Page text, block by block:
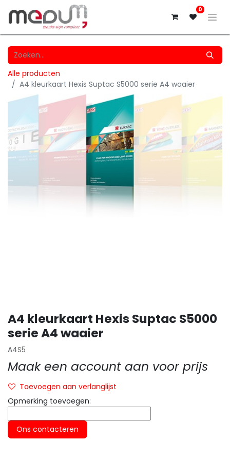
0
Alle producten
A4 kleurkaart Hexis Suptac S5000 serie A4 waaier
A4 kleurkaart Hexis Suptac S5000
serie A4 waaier
A4S5
Maak een account aan voor prijs
Toevoegen aan verlanglijst
Opmerking toevoegen:
Ons contacteren